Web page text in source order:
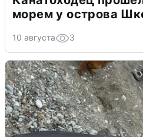
морем у острова
10 августа 3